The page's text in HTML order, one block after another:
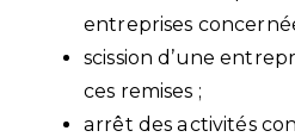
entreprises
scission d’une
ces remises ;
arrêt des activités